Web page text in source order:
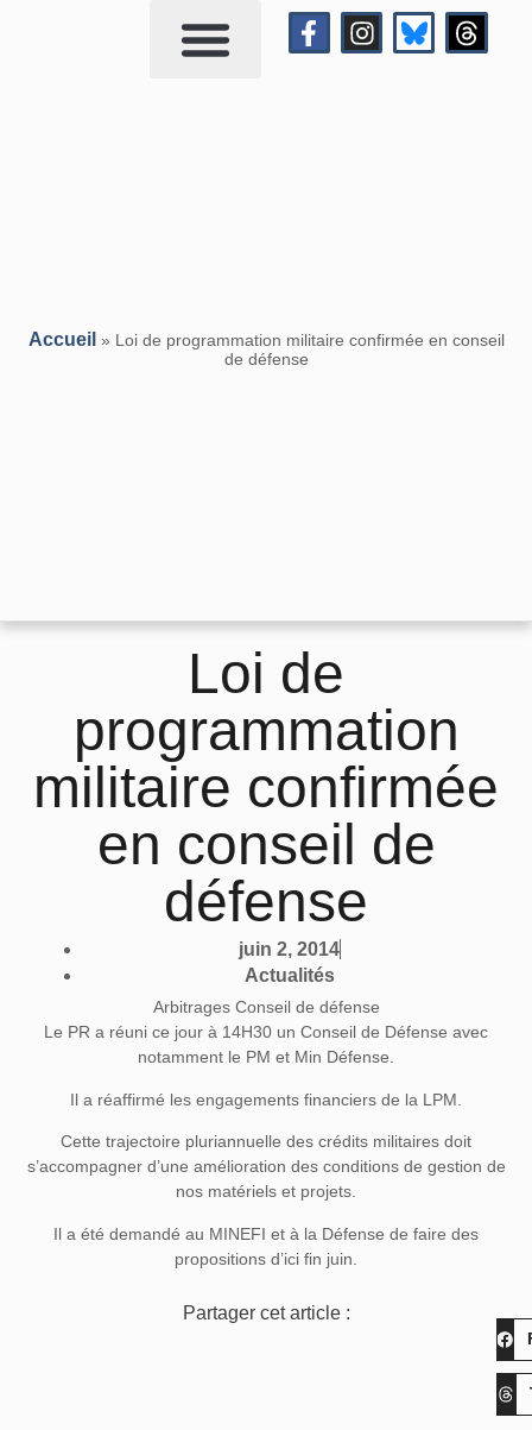
Accueil » Loi de programmation militaire confirmée en conseil
de défense
Loi de
programmation
militaire confirmée
en conseil de
défense
juin 2, 2014
Actualités
Arbitrages Conseil de défense
Le PR a réuni ce jour à 14H30 un Conseil de Défense avec
notamment le PM et Min Défense.
Il a réaffirmé les engagements financiers de la LPM.
Cette trajectoire pluriannuelle des crédits militaires doit
s’accompagner d’une amélioration des conditions de gestion de
nos matériels et projets.
Il a été demandé au MINEFI et à la Défense de faire des
propositions d’ici fin juin.
Partager cet article :